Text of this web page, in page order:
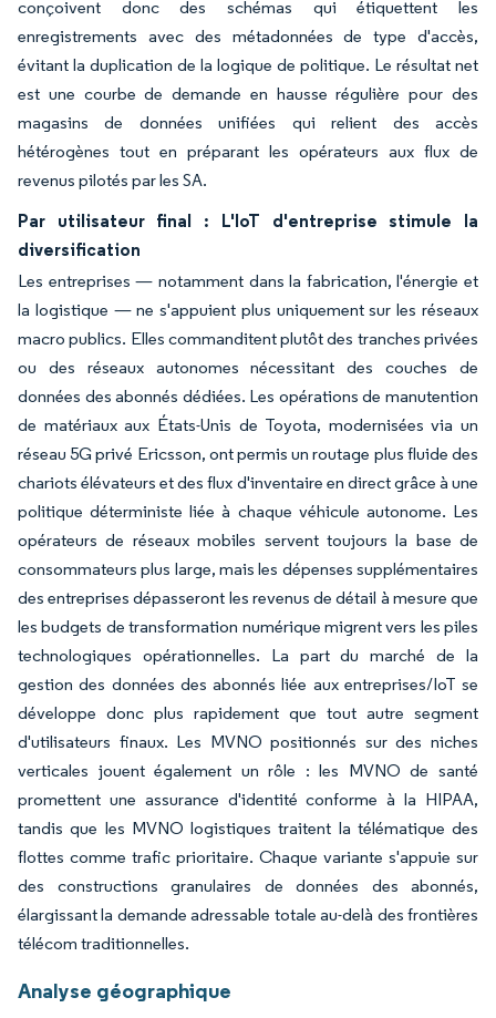
conçoivent donc des schémas qui étiquettent les
enregistrements avec des métadonnées de type d'accès,
évitant la duplication de la logique de politique. Le résultat net
est une courbe de demande en hausse régulière pour des
magasins de données unifiées qui relient des accès
hétérogènes tout en préparant les opérateurs aux flux de
revenus pilotés par les SA.
Par utilisateur final : L'IoT d'entreprise stimule la
diversification
Les entreprises — notamment dans la fabrication, l'énergie et
la logistique — ne s'appuient plus uniquement sur les réseaux
macro publics. Elles commanditent plutôt des tranches privées
ou des réseaux autonomes nécessitant des couches de
données des abonnés dédiées. Les opérations de manutention
de matériaux aux États-Unis de Toyota, modernisées via un
réseau 5G privé Ericsson, ont permis un routage plus fluide des
chariots élévateurs et des flux d'inventaire en direct grâce à une
politique déterministe liée à chaque véhicule autonome. Les
opérateurs de réseaux mobiles servent toujours la base de
consommateurs plus large, mais les dépenses supplémentaires
des entreprises dépasseront les revenus de détail à mesure que
les budgets de transformation numérique migrent vers les piles
technologiques opérationnelles. La part du marché de la
gestion des données des abonnés liée aux entreprises/IoT se
développe donc plus rapidement que tout autre segment
d'utilisateurs finaux. Les MVNO positionnés sur des niches
verticales jouent également un rôle : les MVNO de santé
promettent une assurance d'identité conforme à la HIPAA,
tandis que les MVNO logistiques traitent la télématique des
flottes comme trafic prioritaire. Chaque variante s'appuie sur
des constructions granulaires de données des abonnés,
élargissant la demande adressable totale au-delà des frontières
télécom traditionnelles.
Analyse géographique